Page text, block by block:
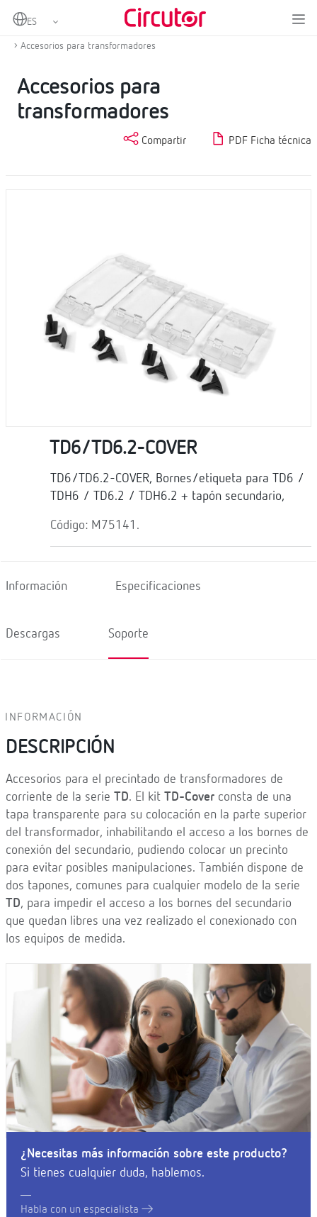
Home
Transformadores de corriente y shunts
Accesorios para transformadores
Accesorios para
transformadores
Compartir PDF Ficha técnica
TD6/TD6.2-COVER
TD6/TD6.2-COVER, Bornes/etiqueta para TD6 /
TDH6 / TD6.2 / TDH6.2 + tapón secundario,
Código: M75141.
Información Especificaciones
Descargas Soporte
INFORMACIÓN
DESCRIPCIÓN
Accesorios para el precintado de transformadores de
corriente de la serie TD. El kit TD-Cover consta de una
tapa transparente para su colocación en la parte superior
del transformador, inhabilitando el acceso a los bornes de
conexión del secundario, pudiendo colocar un precinto
para evitar posibles manipulaciones. También dispone de
dos tapones, comunes para cualquier modelo de la serie
TD, para impedir el acceso a los bornes del secundario
que quedan libres una vez realizado el conexionado con
los equipos de medida.
¿Necesitas más información sobre este producto?
Si tienes cualquier duda, hablemos.
Habla con un especialista